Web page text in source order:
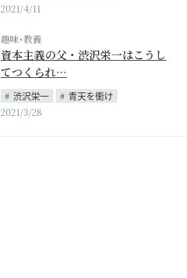
2021/4/11
趣味･教養
資本主義の父・渋沢栄一はこうし
てつくられ…
渋沢栄一
青天を衝け
2021/3/28